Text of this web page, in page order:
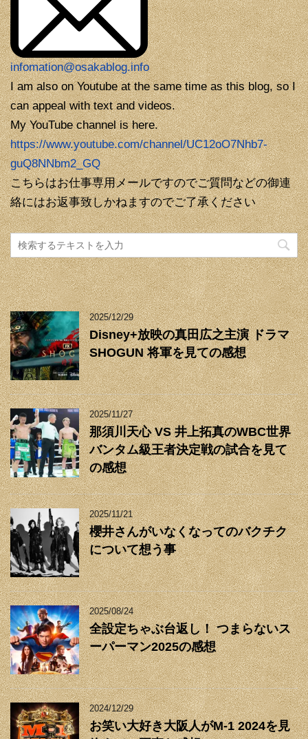
infomation@osakablog.info
I am also on Youtube at the same time as this blog, so I
can appeal with text and videos.
My YouTube channel is here.
https://www.youtube.com/channel/UC12oO7Nhb7-
guQ8NNbm2_GQ
こちらはお仕事専用メールですのでご質問などの御連
絡にはお返事致しかねますのでご了承ください
2025/12/29
Disney+放映の真田広之主演 ドラマ
SHOGUN 将軍を見ての感想
2025/11/27
那須川天心 VS 井上拓真のWBC世界
バンタム級王者決定戦の試合を見て
の感想
2025/11/21
櫻井さんがいなくなってのバクチク
について想う事
2025/08/24
全設定ちゃぶ台返し！ つまらないス
ーパーマン2025の感想
2024/12/29
お笑い大好き大阪人がM-1 2024を見